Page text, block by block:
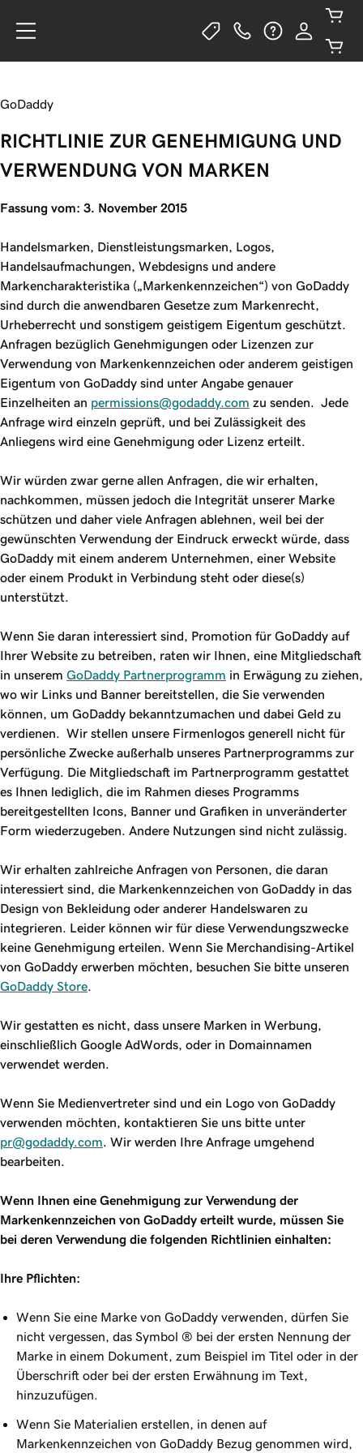
GoDaddy
RICHTLINIE ZUR GENEHMIGUNG UND
VERWENDUNG VON MARKEN
Fassung vom: 3. November 2015
Handelsmarken, Dienstleistungsmarken, Logos,
Handelsaufmachungen, Webdesigns und andere
Markencharakteristika („Markenkennzeichen“) von GoDaddy
sind durch die anwendbaren Gesetze zum Markenrecht,
Urheberrecht und sonstigem geistigem Eigentum geschützt.
Anfragen bezüglich Genehmigungen oder Lizenzen zur
Verwendung von Markenkennzeichen oder anderem geistigen
Eigentum von GoDaddy sind unter Angabe genauer
Einzelheiten an permissions@godaddy.com zu senden. Jede
Anfrage wird einzeln geprüft, und bei Zulässigkeit des
Anliegens wird eine Genehmigung oder Lizenz erteilt.
Wir würden zwar gerne allen Anfragen, die wir erhalten,
nachkommen, müssen jedoch die Integrität unserer Marke
schützen und daher viele Anfragen ablehnen, weil bei der
gewünschten Verwendung der Eindruck erweckt würde, dass
GoDaddy mit einem anderem Unternehmen, einer Website
oder einem Produkt in Verbindung steht oder diese(s)
unterstützt.
Wenn Sie daran interessiert sind, Promotion für GoDaddy auf
Ihrer Website zu betreiben, raten wir Ihnen, eine Mitgliedschaft
in unserem GoDaddy Partnerprogramm in Erwägung zu ziehen,
wo wir Links und Banner bereitstellen, die Sie verwenden
können, um GoDaddy bekanntzumachen und dabei Geld zu
verdienen. Wir stellen unsere Firmenlogos generell nicht für
persönliche Zwecke außerhalb unseres Partnerprogramms zur
Verfügung. Die Mitgliedschaft im Partnerprogramm gestattet
es Ihnen lediglich, die im Rahmen dieses Programms
bereitgestellten Icons, Banner und Grafiken in unveränderter
Form wiederzugeben. Andere Nutzungen sind nicht zulässig.
Wir erhalten zahlreiche Anfragen von Personen, die daran
interessiert sind, die Markenkennzeichen von GoDaddy in das
Design von Bekleidung oder anderer Handelswaren zu
integrieren. Leider können wir für diese Verwendungszwecke
keine Genehmigung erteilen. Wenn Sie Merchandising-Artikel
von GoDaddy erwerben möchten, besuchen Sie bitte unseren
GoDaddy Store
Wir gestatten es nicht, dass unsere Marken in Werbung,
einschließlich Google AdWords, oder in Domainnamen
verwendet werden.
Wenn Sie Medienvertreter sind und ein Logo von GoDaddy
verwenden möchten, kontaktieren Sie uns bitte unter
pr@godaddy.com . Wir werden Ihre Anfrage umgehend
bearbeiten.
Wenn Ihnen eine Genehmigung zur Verwendung der
Markenkennzeichen von GoDaddy erteilt wurde, müssen Sie
bei deren Verwendung die folgenden Richtlinien einhalten:
Ihre Pflichten:
Wenn Sie eine Marke von GoDaddy verwenden, dürfen Sie
nicht vergessen, das Symbol ® bei der ersten Nennung der
Marke in einem Dokument, zum Beispiel im Titel oder in der
Überschrift oder bei der ersten Erwähnung im Text,
hinzuzufügen.
Wenn Sie Materialien erstellen, in denen auf
Markenkennzeichen von GoDaddy Bezug genommen wird,